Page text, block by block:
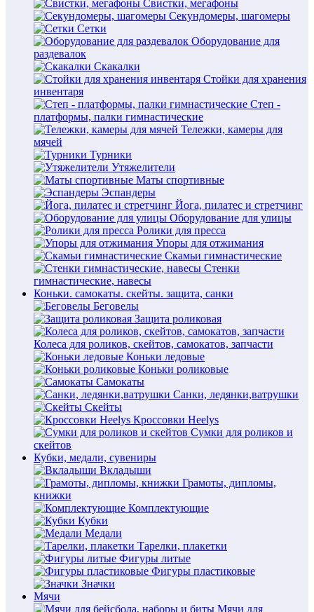
Свистки, мегафоны
Секундомеры, шагомеры
Сетки
Оборудование для
раздевалок
Скакалки
Стойки для хранения
инвентаря
Степ -
платформы, палки гимнастические
Тележки, камеры для
мячей
Турники
Утяжелители
Маты спортивные
Эспандеры
Йога, пилатес и стретчинг
Оборудование для улицы
Ролики для пресса
Упоры для отжимания
Скамьи гимнастические
Стенки
гимнастические, навесы
Коньки. самокаты. скейты. защита, санки
Беговелы
Защита роликовая
Колеса для роликов, скейтов, самокатов, запчасти
Коньки ледовые
Коньки роликовые
Самокаты
Санки, ледянки,ватрушки
Скейты
Кроссовки Heelys
Сумки для роликов и
скейтов
Кубки, медали, сувениры
Вкладыши
Грамоты, дипломы,
книжки
Комплектующие
Кубки
Медали
Тарелки, плакетки
Фигуры литые
Фигуры пластиковые
Значки
Мячи
Мячи для